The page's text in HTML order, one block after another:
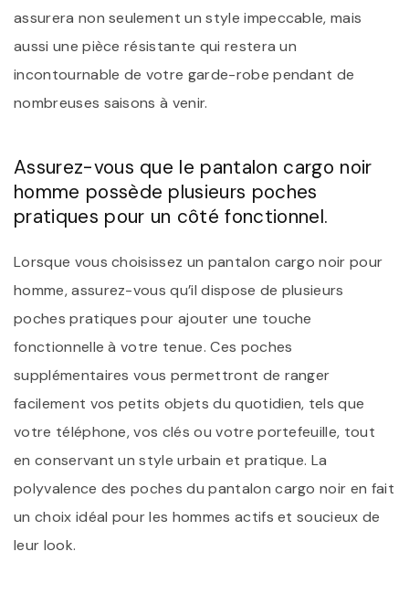
assurera non seulement un style impeccable, mais
aussi une pièce résistante qui restera un
incontournable de votre garde-robe pendant de
nombreuses saisons à venir.
Assurez-vous que le pantalon cargo noir
homme possède plusieurs poches
pratiques pour un côté fonctionnel.
Lorsque vous choisissez un pantalon cargo noir pour
homme, assurez-vous qu’il dispose de plusieurs
poches pratiques pour ajouter une touche
fonctionnelle à votre tenue. Ces poches
supplémentaires vous permettront de ranger
facilement vos petits objets du quotidien, tels que
votre téléphone, vos clés ou votre portefeuille, tout
en conservant un style urbain et pratique. La
polyvalence des poches du pantalon cargo noir en fait
un choix idéal pour les hommes actifs et soucieux de
leur look.